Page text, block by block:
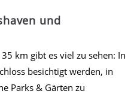
und
km gibt es viel zu sehen: In
besichtigt werden, in
Parks & Gärten zu